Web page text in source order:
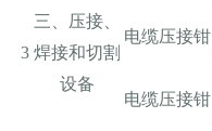
3
三、压接、
焊接和切割
设备
电缆压接钳
电缆压接钳